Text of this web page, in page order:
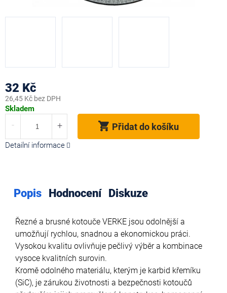
32 Kč
26,45 Kč bez DPH
Měrná
Skladem
Přidat do košíku
Detailní informace
Popis Hodnocení Diskuze
Řezné a brusné kotouče VERKE jsou odolnější a
umožňují rychlou, snadnou a ekonomickou práci.
Vysokou kvalitu ovlivňuje pečlivý výběr a kombinace
vysoce kvalitních surovin.
Kromě odolného materiálu, kterým je karbid křemíku
(SiC), je zárukou životnosti a bezpečnosti kotoučů